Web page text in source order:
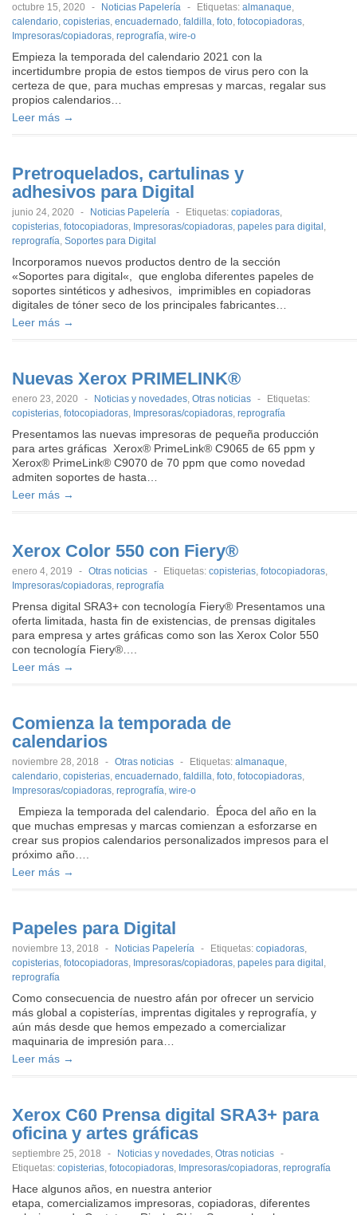
octubre 15, 2020 - Noticias Papelería - Etiquetas: almanaque,
calendario, copisterias, encuadernado, faldilla, foto, fotocopiadoras,
Impresoras/copiadoras, reprografía, wire-o
Empieza la temporada del calendario 2021 con la
incertidumbre propia de estos tiempos de virus pero con la
certeza de que, para muchas empresas y marcas, regalar sus
propios calendarios…
Leer más →
Pretroquelados, cartulinas y
adhesivos para Digital
junio 24, 2020 - Noticias Papelería - Etiquetas: copiadoras,
copisterias, fotocopiadoras, Impresoras/copiadoras, papeles para digital ,
reprografía, Soportes para Digital
Incorporamos nuevos productos dentro de la sección
«Soportes para digital«, que engloba diferentes papeles de
soportes sintéticos y adhesivos, imprimibles en copiadoras
digitales de tóner seco de los principales fabricantes…
Leer más →
Nuevas Xerox PRIMELINK®
enero 23, 2020 - Noticias y novedades, Otras noticias -
Etiquetas:
copisterias, fotocopiadoras, Impresoras/copiadoras, reprografía
Presentamos las nuevas impresoras de pequeña producción
para artes gráficas Xerox® PrimeLink® C9065 de 65 ppm y
Xerox® PrimeLink® C9070 de 70 ppm que como novedad
admiten soportes de hasta…
Leer más →
Xerox Color 550 con Fiery®
enero 4, 2019 - Otras noticias - Etiquetas: copisterias, fotocopiadoras,
Impresoras/copiadoras, reprografía
Prensa digital SRA3+ con tecnología Fiery® Presentamos una
oferta limitada, hasta fin de existencias, de prensas digitales
para empresa y artes gráficas como son las Xerox Color 550
con tecnología Fiery®….
Leer más →
Comienza la temporada de
calendarios
noviembre 28, 2018 - Otras noticias - Etiquetas: almanaque,
calendario, copisterias, encuadernado, faldilla, foto, fotocopiadoras,
Impresoras/copiadoras, reprografía, wire-o
Empieza la temporada del calendario. Época del año en la
que muchas empresas y marcas comienzan a esforzarse en
crear sus propios calendarios personalizados impresos para el
próximo año….
Leer más →
Papeles para Digital
noviembre 13, 2018 - Noticias Papelería - Etiquetas: copiadoras,
copisterias, fotocopiadoras, Impresoras/copiadoras, papeles para digital ,
reprografía
Como consecuencia de nuestro afán por ofrecer un servicio
más global a copisterías, imprentas digitales y reprografía, y
aún más desde que hemos empezado a comercializar
maquinaria de impresión para…
Leer más →
Xerox C60 Prensa digital SRA3+ para
oficina y artes gráficas
septiembre 25, 2018 - Noticias y novedades, Otras noticias -
Etiquetas: copisterias, fotocopiadoras, Impresoras/copiadoras, reprografía
Hace algunos años, en nuestra anterior
etapa, comercializamos impresoras, copiadoras, diferentes